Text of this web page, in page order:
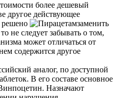
более дешевый
другое действующее
решено
заменить
не следует забывать о том,
может отличаться от
содержится другое
аналог, по доступной
В его составе основное
Назначают